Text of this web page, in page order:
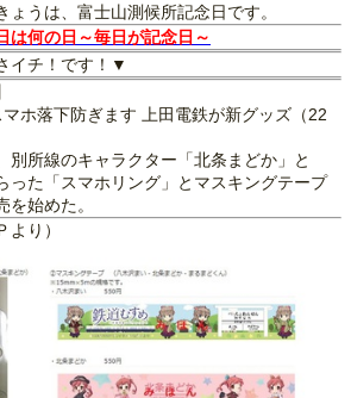
うは、富士山測候所記念日です。
は何の日～毎日が記念日～
イチ！です！▼
ホ落下防ぎます 上田電鉄が新グッズ（22
別所線のキャラクター「北条まどか」と
った「スマホリング」とマスキングテープ
始めた。
より）